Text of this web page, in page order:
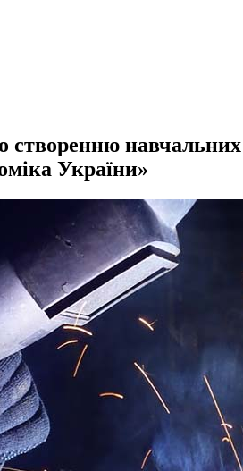
створенню
України»